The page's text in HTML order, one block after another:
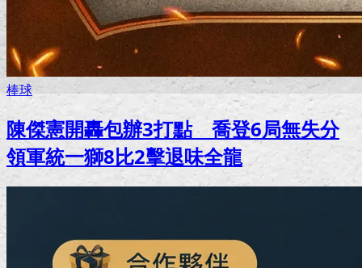
棒球
陳傑憲開轟包辦3打點 喬登6局無失分
領軍統一獅8比2擊退味全龍